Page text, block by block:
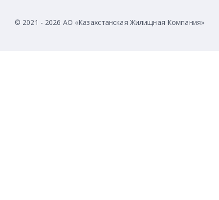
© 2021 - 2026 АО «Казахстанская Жилищная Компания»